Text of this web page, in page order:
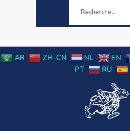
AR ZH-CN NL EN
PT
RU